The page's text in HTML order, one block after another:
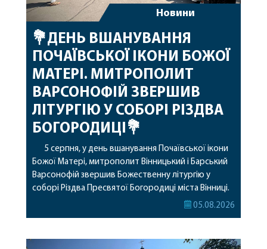
Новини
💐ДЕНЬ ВШАНУВАННЯ
ПОЧАЇВСЬКОЇ ІКОНИ БОЖОЇ
МАТЕРІ. МИТРОПОЛИТ
ВАРСОНОФІЙ ЗВЕРШИВ
ЛІТУРГІЮ У СОБОРІ РІЗДВА
БОГОРОДИЦІ💐
5 серпня, у день вшанування Почаївської ікони
Божої Матері, митрополит Вінницький і Барський
Варсонофій звершив Божественну літургію у
соборі Різдва Пресвятої Богородиці міста Вінниці.
Його Високопреосвященству співслужили
священному сані. Під час богослужіння підносилися
05.08.2026